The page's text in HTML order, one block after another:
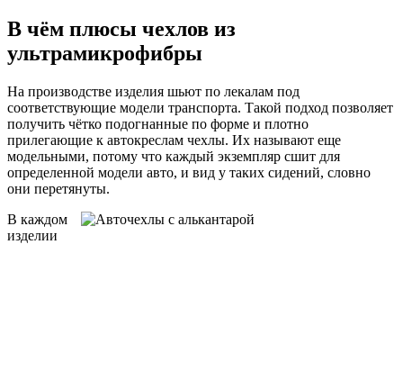
В чём плюсы чехлов из
ультрамикрофибры
На производстве изделия шьют по лекалам под
соответствующие модели транспорта. Такой подход позволяет
получить чётко подогнанные по форме и плотно
прилегающие к автокреслам чехлы. Их называют еще
модельными, потому что каждый экземпляр сшит для
определенной модели авто, и вид у таких сидений, словно
они перетянуты.
В каждом
изделии